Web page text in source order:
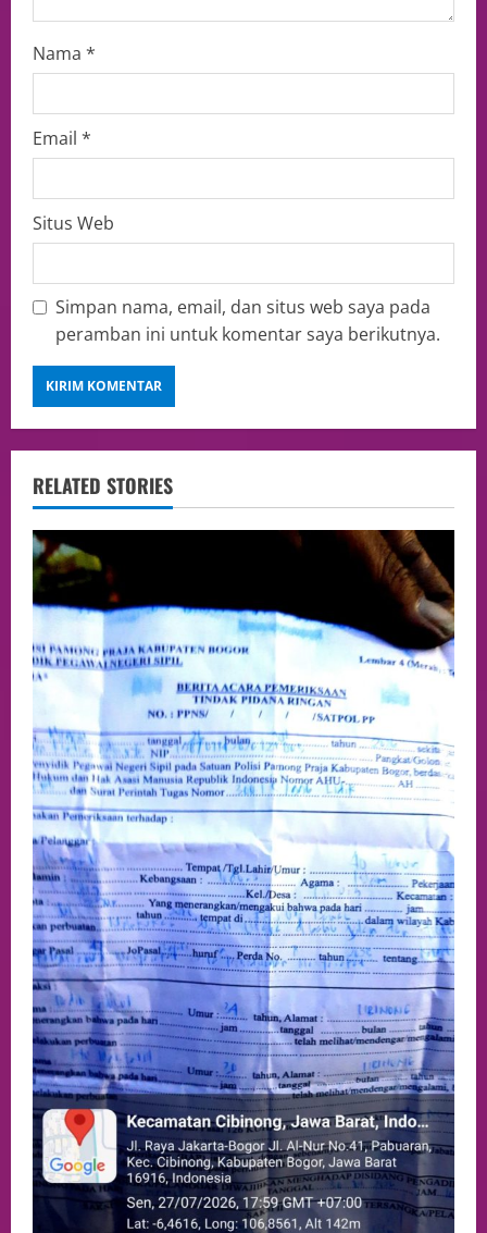
Nama *
Email *
Situs Web
Simpan nama, email, dan situs web saya pada
peramban ini untuk komentar saya berikutnya.
RELATED STORIES